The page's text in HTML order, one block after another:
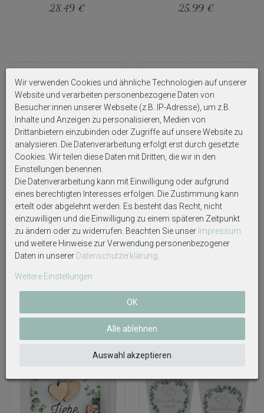
28,49 € 25,99 €
Geschenkrahmen Holz
Diorama Geldgeschenk
Gutschein Hochzeit Strand
Strandhochzeit LED
24,99 €
Geschenkrahmen Holz
Bilderrahmen Diorama
Geldgeschenk Gutschein
Wellness Massage
Entspannung Erholung Auszeit
29,99 €
Unsere Topseller
Wir verwenden Cookies und ähnliche Technologien auf unserer
Website und verarbeiten personenbezogene Daten von
Besucher:innen unserer Webseite (z.B. IP-Adresse), um z.B.
Inhalte und Anzeigen zu personalisieren, Medien von
Drittanbietern einzubinden oder Zugriffe auf unsere Website zu
analysieren. Die Datenverarbeitung erfolgt erst durch gesetzte
Cookies. Wir teilen diese Daten mit Dritten, die wir in den
Einstellungen benennen.
Die Datenverarbeitung kann mit Einwilligung oder aufgrund
eines berechtigten Interesses erfolgen. Die Zustimmung kann
erteilt oder abgelehnt werden. Es besteht das Recht, nicht
einzuwilligen und die Einwilligung zu einem späteren Zeitpunkt
zu ändern oder zu widerrufen. Beachten Sie unser Impressum
und weitere Hinweise zur Verwendung personenbezogener
Daten in unserer Daten­schutz­erklärung
Weitere Einstellungen
OK
Alle ablehnen
Auswahl akzeptieren